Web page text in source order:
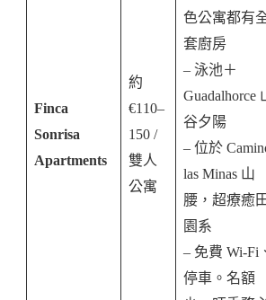
Finca
Sonrisa
Apartments
約
€110–
150 /
雙人
公寓
色公寓都有
套廚房
– 泳池＋
Guadalhorce
谷夕陽
– 位於
las Minas 山
腰，超療癒
園系
– 免費 Wi-Fi
停車。名額